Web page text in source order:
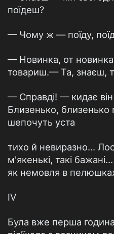
поїдеш?
— Чому ж — поїду,
— Новинка, от
товариш.— Та, знаєш,
— Справді! — кидає
Близенько, близенько
шепочуть уста
тихо й невиразно...
м'якенькі, такі
як немовля в
IV
Була вже перша